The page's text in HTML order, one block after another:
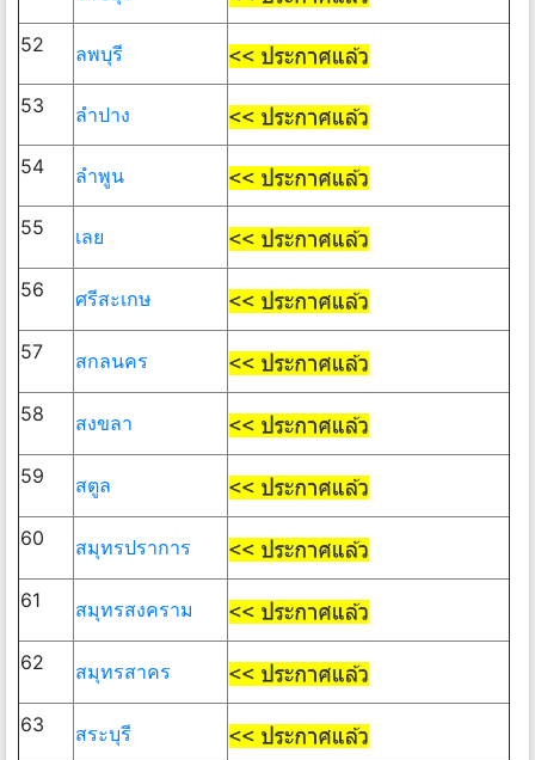
52 ลพบุรี
53 ลำปาง
54 ลำพูน
55 เลย
56 ศรีสะเกษ
57 สกลนคร
58 สงขลา
59 สตูล
60 สมุทรปราการ
61 สมุทรสงคราม
62 สมุทรสาคร
63 สระบุรี